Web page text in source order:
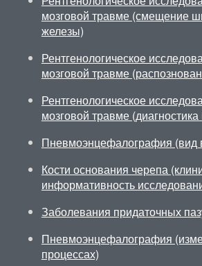
мозговой травме (смещение
железы)
Рентгенологическое
мозговой травме
Рентгенологическое
мозговой травме
Пневмоэнцефалография (вид
Кости основания черепа
информативность
Заболевания придаточных
Пневмоэнцефалография
процессах)